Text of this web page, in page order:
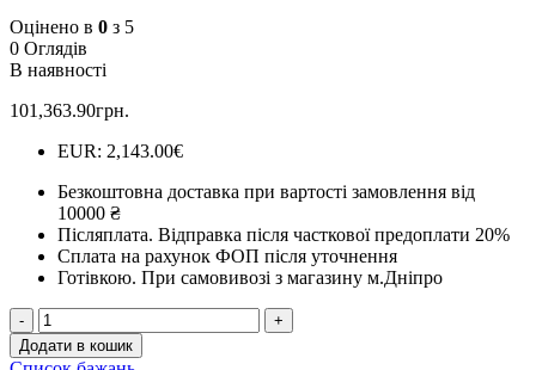
Оцінено в 0 з 5
0 Оглядів
В наявності
101,363.90грн.
EUR: 2,143.00€
Безкоштовна доставка при вартості замовлення від
10000 ₴
Післяплата. Відправка після часткової предоплати 20%
Сплата на рахунок ФОП після уточнення
Готівкою. При самовивозі з магазину м.Дніпро
Камінна
топка
SAVEN
Додати в кошик